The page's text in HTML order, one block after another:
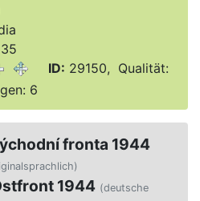
ID: 29150, Qualität:
6
fronta 1944
1944 (deutsche